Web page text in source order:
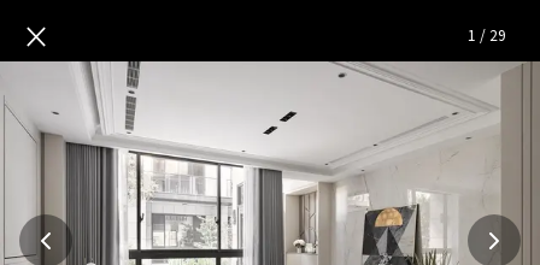
Waltz 圓舞曲│現代風│120坪
× 1 / 29